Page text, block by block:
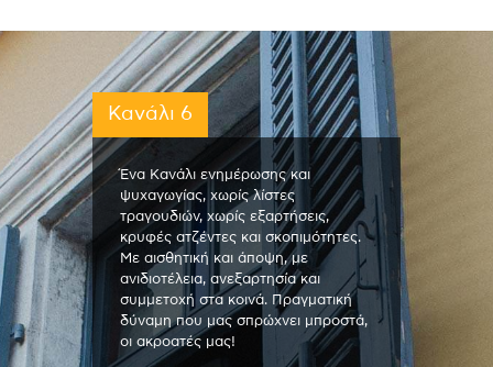
Κανάλι 6
Ένα Κανάλι ενημέρωσης και
ψυχαγωγίας, χωρίς λίστες
τραγουδιών, χωρίς εξαρτήσεις,
κρυφές ατζέντες και σκοπιμότητες.
Με αισθητική και άποψη, με
ανιδιοτέλεια, ανεξαρτησία και
συμμετοχή στα κοινά. Πραγματική
δύναμη που μας σπρώχνει μπροστά,
οι ακροατές μας!